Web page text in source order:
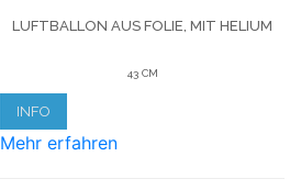
LUFTBALLON AUS FOLIE, MIT HELIUM
43 CM
INFO
Mehr erfahren